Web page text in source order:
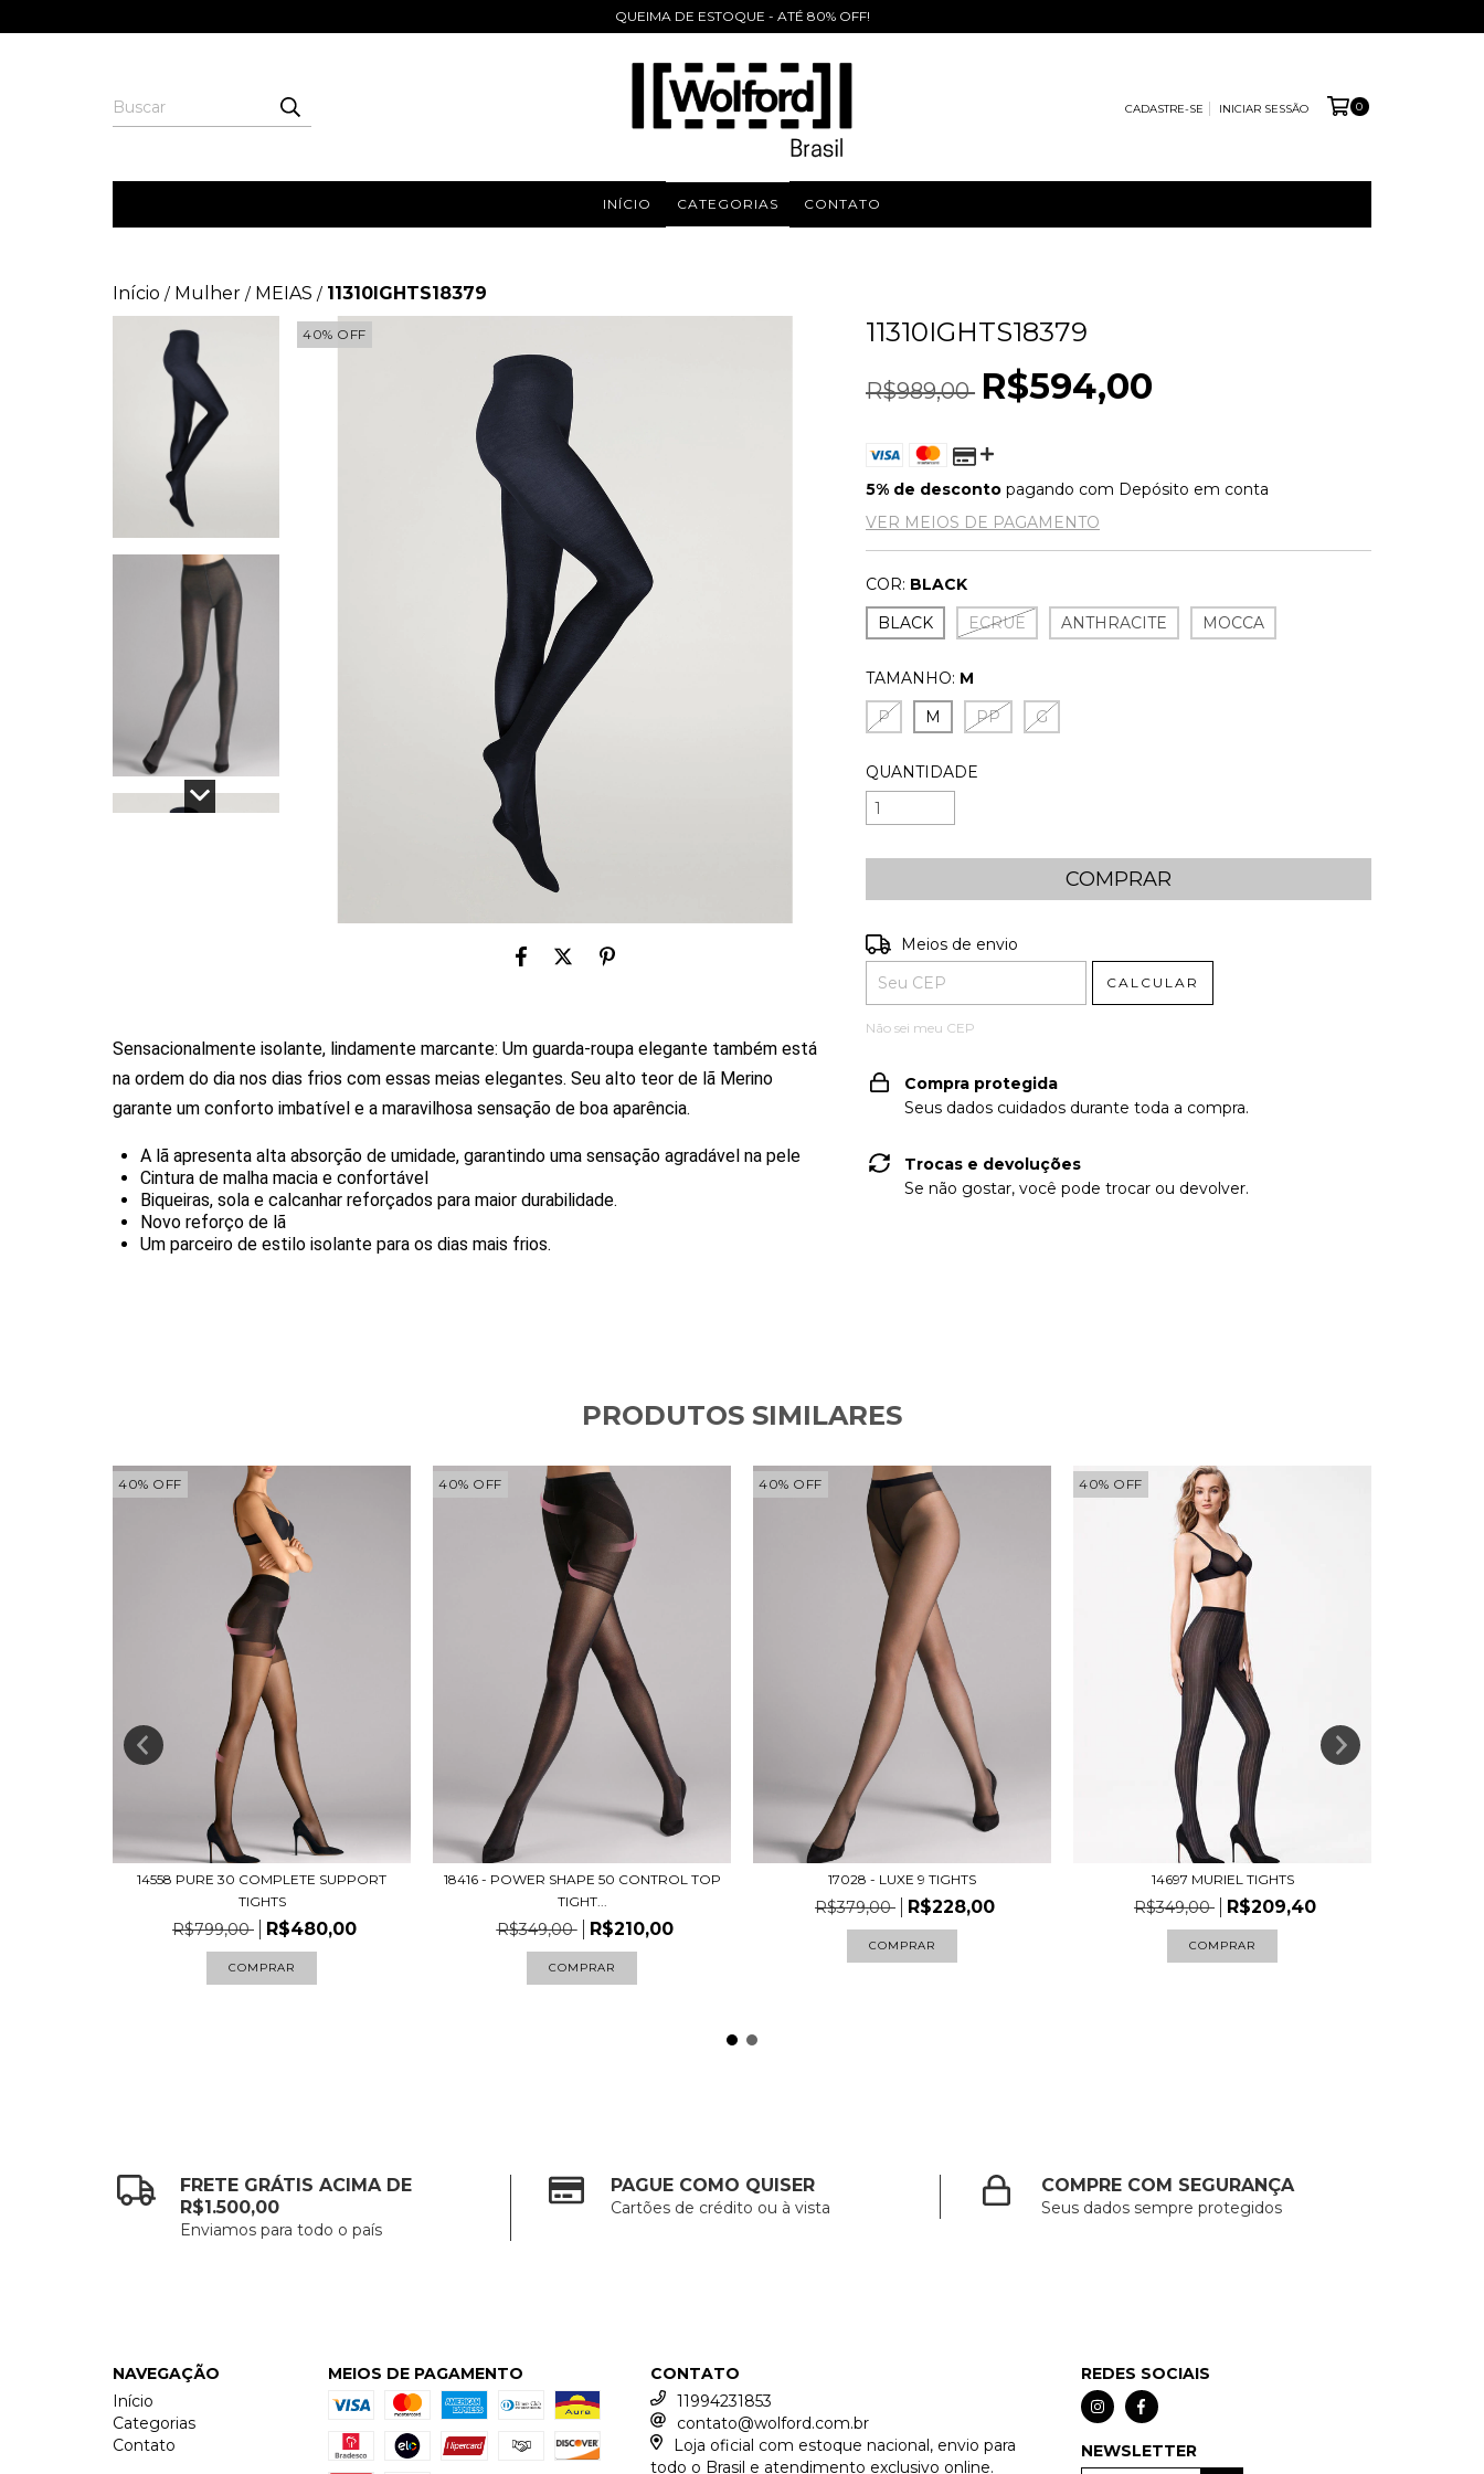
QUEIMA DE ESTOQUE - ATÉ 80% OFF!
CADASTRE-SE INICIAR SESSÃO 0
INÍCIO CATEGORIAS CONTATO
Início / Mulher / MEIAS / 11310IGHTS18379
40% OFF
Sensacionalmente isolante, lindamente marcante: Um guarda-roupa elegante também está
na ordem do dia nos dias frios com essas meias elegantes. Seu alto teor de lã Merino
garante um conforto imbatível e a maravilhosa sensação de boa aparência.
A lã apresenta alta absorção de umidade, garantindo uma sensação agradável na pele
Cintura de malha macia e confortável
Biqueiras, sola e calcanhar reforçados para maior durabilidade.
Novo reforço de lã
Um parceiro de estilo isolante para os dias mais frios.
11310IGHTS18379
R$989,00 R$594,00
5% de desconto pagando com Depósito em conta
VER MEIOS DE PAGAMENTO
COR: BLACK
BLACK
ECRUE ANTHRACITE MOCCA
TAMANHO: M
P
M PP G
QUANTIDADE
Entregas para o CEP:
Meios de envio
CALCULAR
Não sei meu CEP
Compra protegida
Seus dados cuidados durante toda a compra.
Trocas e devoluções
Se não gostar, você pode trocar ou devolver.
PRODUTOS SIMILARES
40% OFF
14558 PURE 30 COMPLETE SUPPORT
TIGHTS
R$799,00 R$480,00
COMPRAR
40% OFF
18416 - POWER SHAPE 50 CONTROL TOP
TIGHT...
R$349,00 R$210,00
COMPRAR
40% OFF
17028 - LUXE 9 TIGHTS
R$379,00 R$228,00
COMPRAR
40% OFF
14697 MURIEL TIGHTS
R$349,00 R$209,40
COMPRAR
FRETE GRÁTIS ACIMA DE
R$1.500,00
Enviamos para todo o país
PAGUE COMO QUISER
Cartões de crédito ou à vista
COMPRE COM SEGURANÇA
Seus dados sempre protegidos
NAVEGAÇÃO
Início
Categorias
Contato
MEIOS DE PAGAMENTO
CONTATO
11994231853
contato@wolford.com.br
Loja oficial com estoque nacional, envio para
todo o Brasil e atendimento exclusivo online.
REDES SOCIAIS
NEWSLETTER